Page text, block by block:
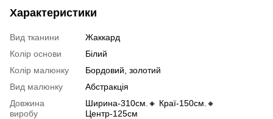
Характеристики
Вид тканини
Жаккард
Колір основи
Білий
Колір малюнку
Бордовий, золотий
Вид малюнку
Абстракція
Довжина
виробу
Ширина-310см.🔸 Краї-150см.🔸
Центр-125см